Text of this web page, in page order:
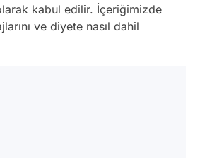
kabul edilir. İçeriğimizde
ve diyete nasıl dahil